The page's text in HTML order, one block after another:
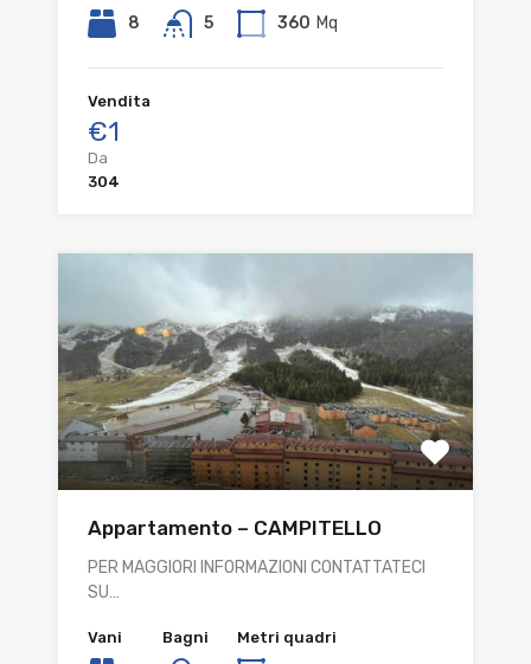
8 5 360 Mq
Vendita
€1
Da
304
Appartamento – CAMPITELLO
PER MAGGIORI INFORMAZIONI CONTATTATECI
SU…
Vani Bagni Metri quadri